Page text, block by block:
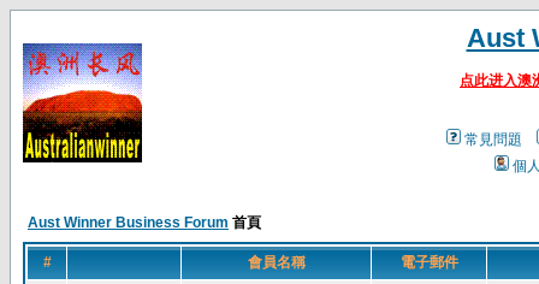
Aust
点此进入澳
常見問題
個
Aust Winner Business Forum 首頁
# 會員名稱 電子郵件